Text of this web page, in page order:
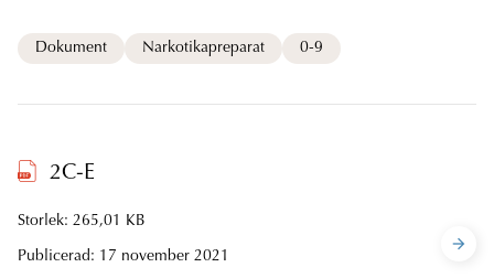
Dokument Narkotikapreparat 0-9
2C-E
Storlek: 265,01 KB
Publicerad: 17 november 2021